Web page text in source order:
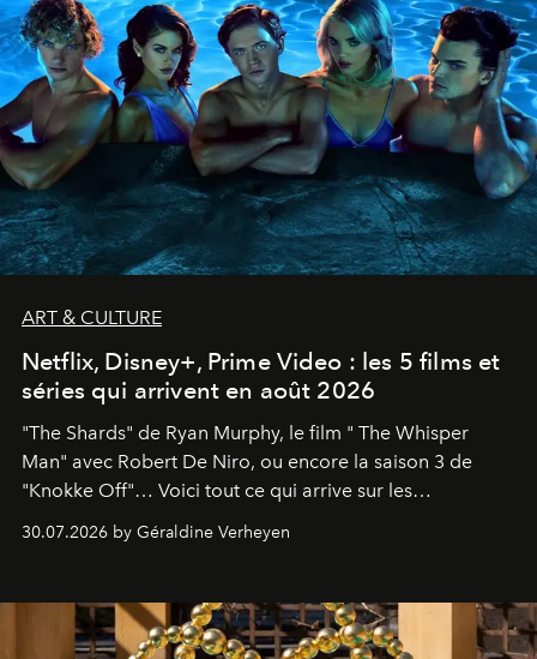
ART & CULTURE
Netflix, Disney+, Prime Video : les 5 films et
séries qui arrivent en août 2026
"The Shards" de Ryan Murphy, le film " The Whisper
Man" avec Robert De Niro, ou encore la saison 3 de
"Knokke Off"… Voici tout ce qui arrive sur les
plateformes de streaming en août 2026.
30.07.2026 by Géraldine Verheyen